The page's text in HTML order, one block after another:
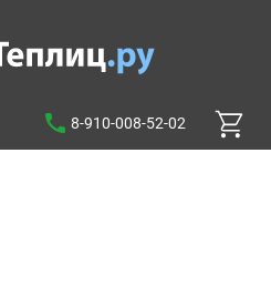
8-910-008-52-02